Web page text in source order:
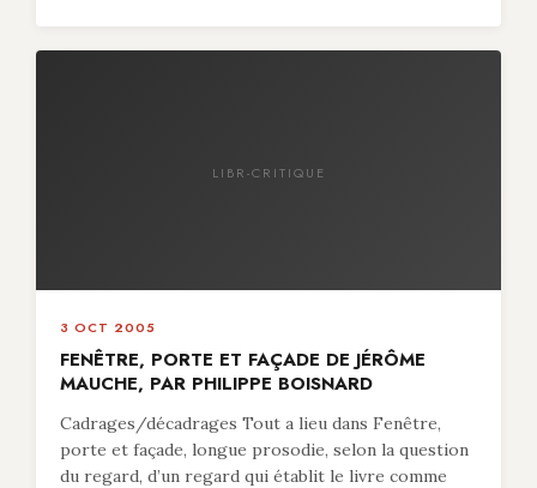
LIBR-CRITIQUE
3 OCT 2005
FENÊTRE, PORTE ET FAÇADE DE JÉRÔME
MAUCHE, PAR PHILIPPE BOISNARD
Cadrages/décadrages Tout a lieu dans Fenêtre,
porte et façade, longue prosodie, selon la question
du regard, d’un regard qui établit le livre comme